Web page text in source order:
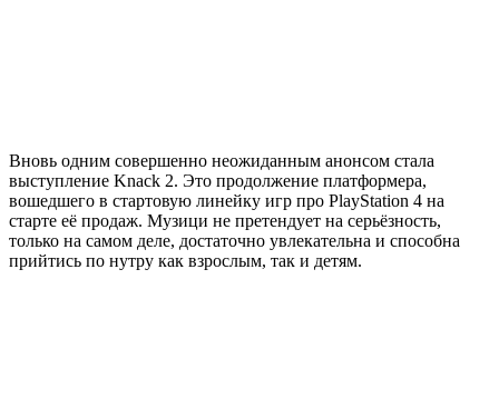
Вновь одним совершенно неожиданным анонсом стала
выступление Knack 2. Это продолжение платформера,
вошедшего в стартовую линейку игр про PlayStation 4 на
старте её продаж. Музици не претендует на серьёзность,
только на самом деле, достаточно увлекательна и способна
прийтись по нутру как взрослым, так и детям.